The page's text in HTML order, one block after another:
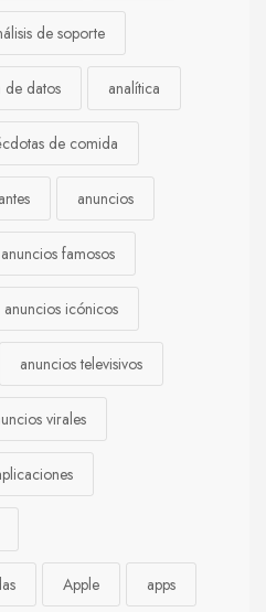
de soporte
de datos analítica
de comida
anuncios
anuncios famosos
anuncios icónicos
anuncios televisivos
virales
Apple apps